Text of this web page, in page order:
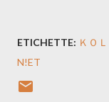
ETICHETTE: ＫＯ
N!ET